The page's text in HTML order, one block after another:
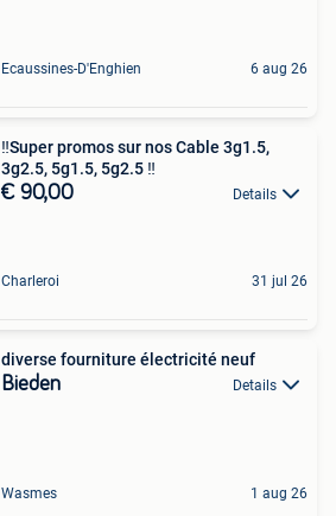
Ecaussines-D'Enghien 6 aug 26
‼️Super promos sur nos Cable 3g1.5,
3g2.5, 5g1.5, 5g2.5 ‼️
€ 90,00 Details
Charleroi 31 jul 26
diverse fourniture électricité neuf
Bieden Details
Wasmes 1 aug 26